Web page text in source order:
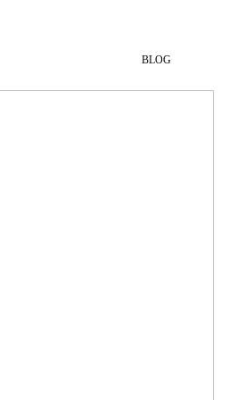
BLOG